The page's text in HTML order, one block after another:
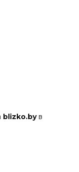
blizko.byв